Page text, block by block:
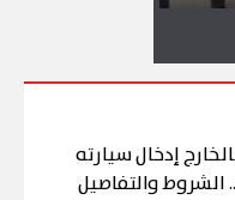
إدخال سيارته
الشروط والتفاصيل